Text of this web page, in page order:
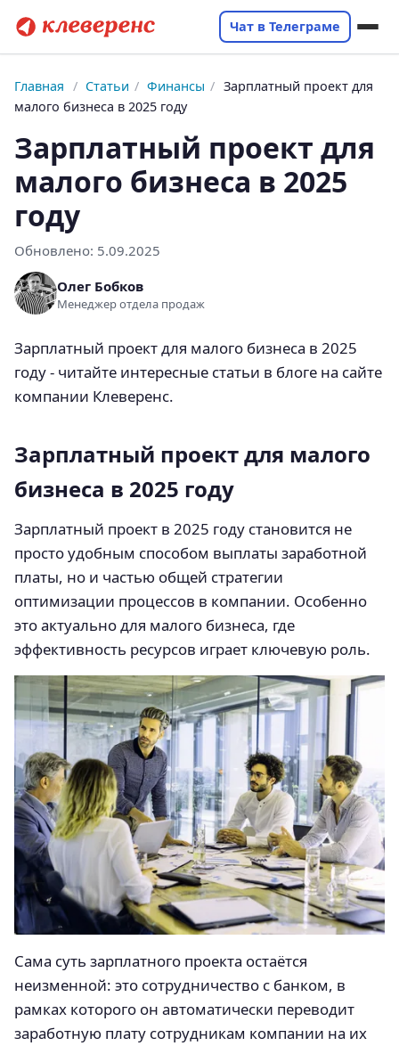
Чат в Телеграме
Главная / Статьи / Финансы / Зарплатный проект для
малого бизнеса в 2025 году
Зарплатный проект для
малого бизнеса в 2025
году
Обновлено: 5.09.2025
Олег Бобков
Менеджер отдела продаж
Зарплатный проект для малого бизнеса в 2025
году - читайте интересные статьи в блоге на сайте
компании Клеверенс.
Зарплатный проект для малого
бизнеса в 2025 году
Зарплатный проект в 2025 году становится не
просто удобным способом выплаты заработной
платы, но и частью общей стратегии
оптимизации процессов в компании. Особенно
это актуально для малого бизнеса, где
эффективность ресурсов играет ключевую роль.
Сама суть зарплатного проекта остаётся
неизменной: это сотрудничество с банком, в
рамках которого он автоматически переводит
заработную плату сотрудникам компании на их